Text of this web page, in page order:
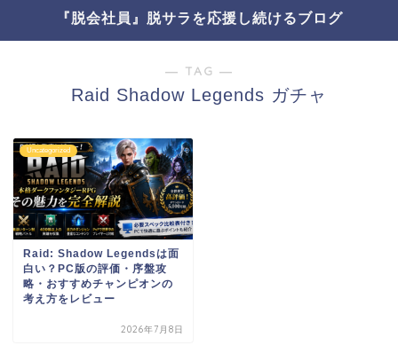
『脱会社員』脱サラを応援し続けるブログ
― TAG ―
Raid Shadow Legends ガチャ
Uncategorized
Raid: Shadow Legendsは面
白い？PC版の評価・序盤攻
略・おすすめチャンピオンの
考え方をレビュー
2026年7月8日